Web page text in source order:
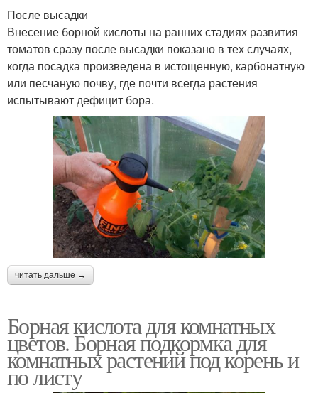
После высадки
Внесение борной кислоты на ранних стадиях развития
томатов сразу после высадки показано в тех случаях,
когда посадка произведена в истощенную, карбонатную
или песчаную почву, где почти всегда растения
испытывают дефицит бора.
читать дальше →
Борная кислота для комнатных
цветов. Борная подкормка для
комнатных растений под корень и
по листу